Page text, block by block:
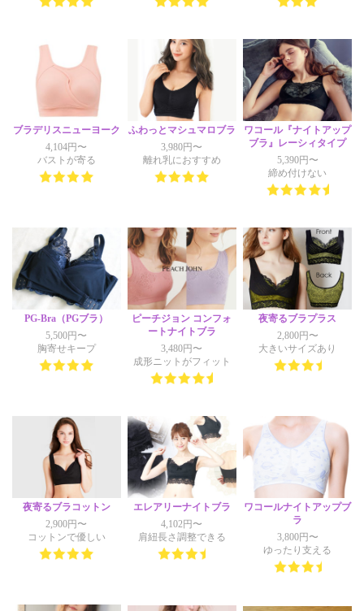
ブラデリスニューヨーク
4,104円〜
バストが寄る
ふわっとマシュマロブラ
3,980円〜
離れ乳におすすめ
ワコール『ナイトアップ
ブラ』レーシィタイプ
5,390円〜
締め付けない
PG-Bra（PGブラ）
5,500円〜
胸寄せキープ
ピーチジョン コンフォ
ートナイトブラ
3,480円〜
成形ニットがフィット
夜寄るブラプラス
2,800円〜
大きいサイズあり
夜寄るブラコットン
2,900円〜
コットンで優しい
エレアリーナイトブラ
4,102円〜
肩紐長さ調整できる
ワコールナイトアップブ
ラ
3,800円〜
ゆったり支える